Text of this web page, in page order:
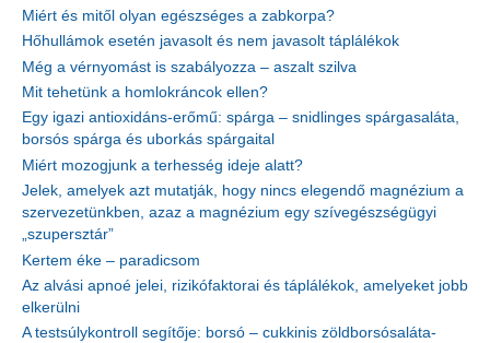
Miért és mitől olyan egészséges a zabkorpa?
Hőhullámok esetén javasolt és nem javasolt táplálékok
Még a vérnyomást is szabályozza – aszalt szilva
Mit tehetünk a homlokráncok ellen?
Egy igazi antioxidáns-erőmű: spárga – snidlinges spárgasaláta,
borsós spárga és uborkás spárgaital
Miért mozogjunk a terhesség ideje alatt?
Jelek, amelyek azt mutatják, hogy nincs elegendő magnézium a
szervezetünkben, azaz a magnézium egy szívegészségügyi
„szupersztár”
Kertem éke – paradicsom
Az alvási apnoé jelei, rizikófaktorai és táplálékok, amelyeket jobb
elkerülni
A testsúlykontroll segítője: borsó – cukkinis zöldborsósaláta-